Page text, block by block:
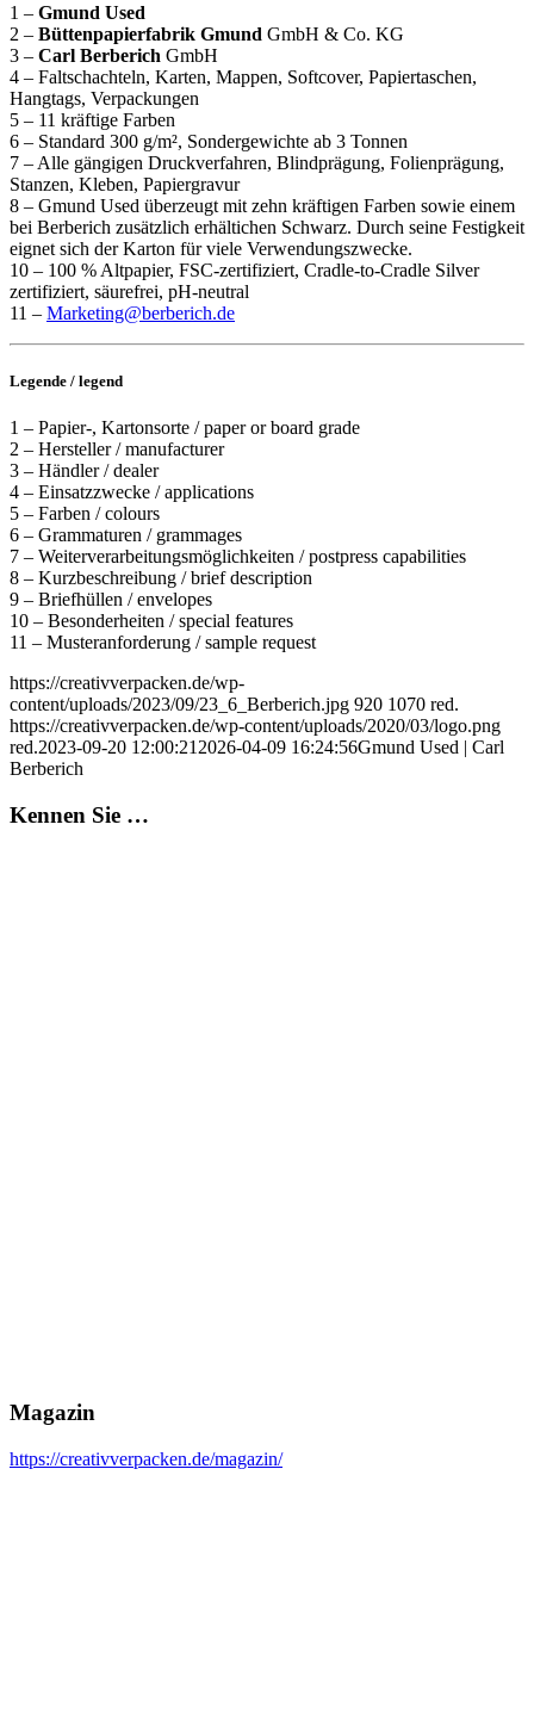
1 – Gmund Used
2 – Büttenpapierfabrik Gmund GmbH & Co. KG
3 – Carl Berberich GmbH
4 – Faltschachteln, Karten, Mappen, Softcover, Papiertaschen,
Hangtags, Verpackungen
5 – 11 kräftige Farben
6 – Standard 300 g/m², Sondergewichte ab 3 Tonnen
7 – Alle gängigen Druckverfahren, Blindprägung, Folienprägung,
Stanzen, Kleben, Papiergravur
8 – Gmund Used überzeugt mit zehn kräftigen Farben sowie einem
bei Berberich zusätzlich erhältichen Schwarz. Durch seine Festigkeit
eignet sich der Karton für viele Verwendungszwecke.
10 – 100 % Altpapier, FSC-zertifiziert, Cradle-to-Cradle Silver
zertifiziert, säurefrei, pH-neutral
11 – Marketing@berberich.de
Legende / legend
1 – Papier-, Kartonsorte / paper or board grade
2 – Hersteller / manufacturer
3 – Händler / dealer
4 – Einsatzzwecke / applications
5 – Farben / colours
6 – Grammaturen / grammages
7 – Weiterverarbeitungsmöglichkeiten / postpress capabilities
8 – Kurzbeschreibung / brief description
9 – Briefhüllen / envelopes
10 – Besonderheiten / special features
11 – Musteranforderung / sample request
https://creativverpacken.de/wp-
content/uploads/2023/09/23_6_Berberich.jpg 920 1070 red.
https://creativverpacken.de/wp-content/uploads/2020/03/logo.png
red.2023-09-20 12:00:21 2026-04-09 16:24:56Gmund Used | Carl
Berberich
Kennen Sie …
Magazin
https://creativverpacken.de/magazin/